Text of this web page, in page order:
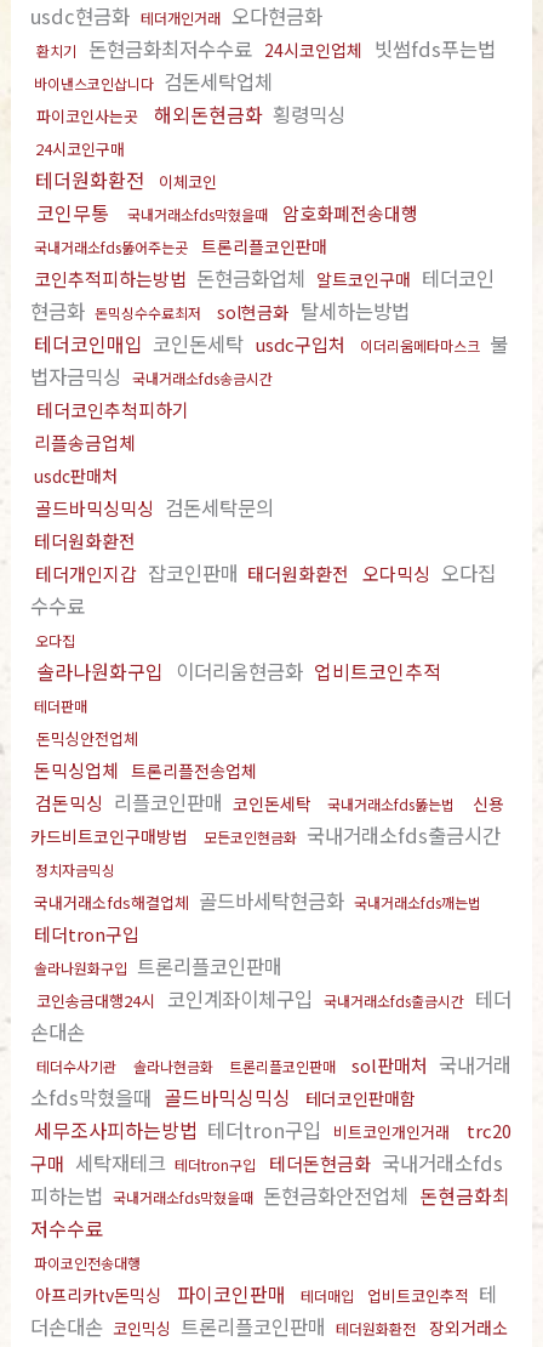
usdc현금화 테더개인거래 오다현금화
환치기 돈현금화최저수수료 24시코인업체 빗썸fds푸는법
바이낸스코인삽니다 검돈세탁업체
파이코인사는곳 해외돈현금화 횡령믹싱
24시코인구매
테더원화환전 이체코인
코인무통 국내거래소fds막혔을때 암호화폐전송대행
국내거래소fds뚫어주는곳 트론리플코인판매
코인추적피하는방법 돈현금화업체 알트코인구매 테더코인
현금화 돈믹싱수수료최저 sol현금화 탈세하는방법
테더코인매입 코인돈세탁 usdc구입처 이더리움메타마스크 불
법자금믹싱
국내거래소fds송금시간
테더코인추척피하기
리플송금업체
usdc판매처
골드바믹싱믹싱 검돈세탁문의
테더원화환전
테더개인지갑 잡코인판매 태더원화환전 오다믹싱 오다집
수수료
오다집
솔라나원화구입 이더리움현금화 업비트코인추적
테더판매
돈믹싱안전업체
돈믹싱업체 트론리플전송업체
검돈믹싱 리플코인판매 코인돈세탁 국내거래소fds뚫는법
신용
카드비트코인구매방법
모든코인현금화 국내거래소fds출금시간
정치자금믹싱
국내거래소fds해결업체 골드바세탁현금화 국내거래소fds깨는법
테더tron구입
솔라나원화구입 트론리플코인판매
코인송금대행24시 코인계좌이체구입 국내거래소fds출금시간 테더
손대손
테더수사기관 솔라나현금화 트론리플코인판매 sol판매처 국내거래
소fds막혔을때 골드바믹싱믹싱 테더코인판매함
세무조사피하는방법 테더tron구입 비트코인개인거래
trc20
구매 세탁재테크 테더tron구입 테더돈현금화 국내거래소fds
피하는법
국내거래소fds막혔을때 돈현금화안전업체 돈현금화최
저수수료
파이코인전송대행
아프리카tv돈믹싱 파이코인판매 테더매입 업비트코인추적 테
더손대손 코인믹싱 트론리플코인판매 테더원화환전
장외거래소